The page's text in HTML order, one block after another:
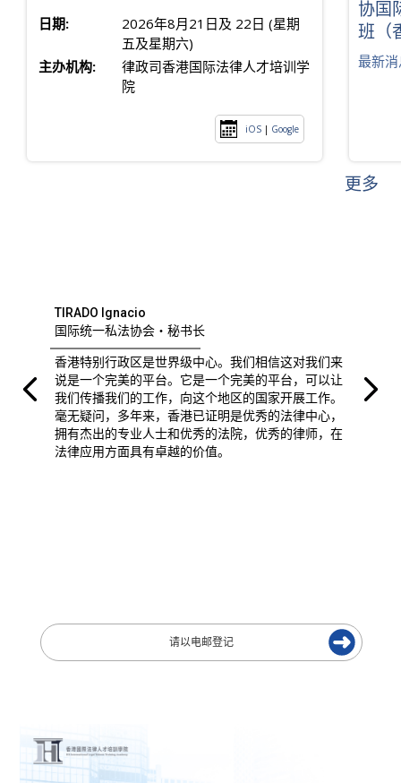
日期:
2026年8月21日及 22日 (星期
五及星期六)
主办机构:
律政司香港国际法律人才培训学
院
iOS | Google
协国
班（
最新
更多
TIRADO Ignacio
国际统一私法协会・秘书长
香港特别行政区是世界级中心。我们相信这对我们来
说是一个完美的平台。它是一个完美的平台，可以让
我们传播我们的工作，向这个地区的国家开展工作。
毫无疑问，多年来，香港已证明是优秀的法律中心，
拥有杰出的专业人士和优秀的法院，优秀的律师，在
法律应用方面具有卓越的价值。